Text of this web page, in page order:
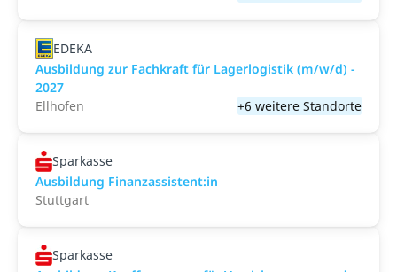
EDEKA
Ausbildung zur Fachkraft für Lagerlogistik (m/w/d) -
2027
Ellhofen
+6 weitere Standorte
Sparkasse
Ausbildung Finanzassistent:in
Stuttgart
Sparkasse